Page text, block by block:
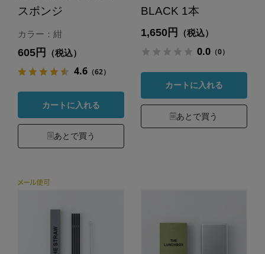
スポンジ
カラー：紺
605円 （税込）
4.6（62）
カートに入れる
あとで買う
BLACK 1本
1,650円 （税込）
0.0（0）
カートに入れる
あとで買う